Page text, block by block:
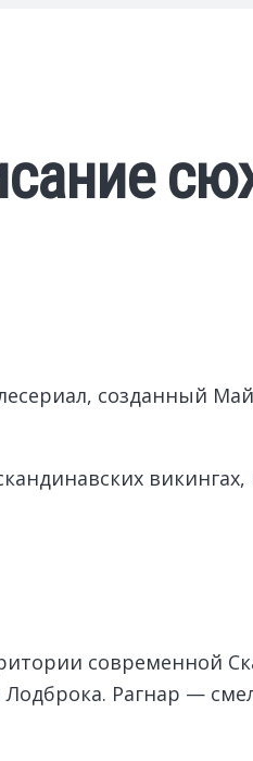
созданный
современной
Лодброка. Рагнар —